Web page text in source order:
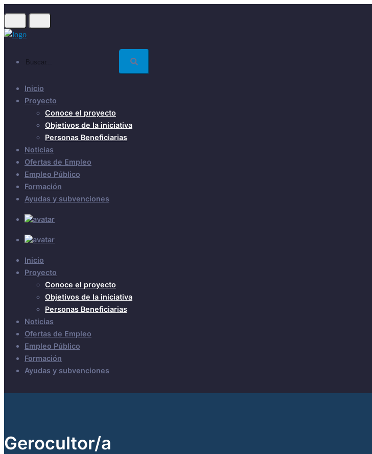
main
Inicio
Proyecto
Conoce el proyecto
Objetivos de la iniciativa
Personas Beneficiarias
Noticias
Ofertas de Empleo
Empleo Público
Formación
Ayudas y subvenciones
Inicio
Proyecto
Conoce el proyecto
Objetivos de la iniciativa
Personas Beneficiarias
Noticias
Ofertas de Empleo
Empleo Público
Formación
Ayudas y subvenciones
Gerocultor/a